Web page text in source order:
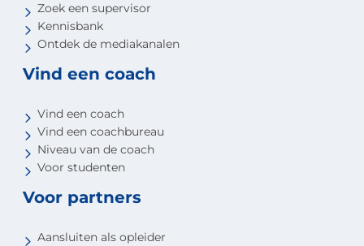
Zoek een supervisor
Kennisbank
Ontdek de mediakanalen
Vind een coach
Vind een coach
Vind een coachbureau
Niveau van de coach
Voor studenten
Voor partners
Aansluiten als opleider